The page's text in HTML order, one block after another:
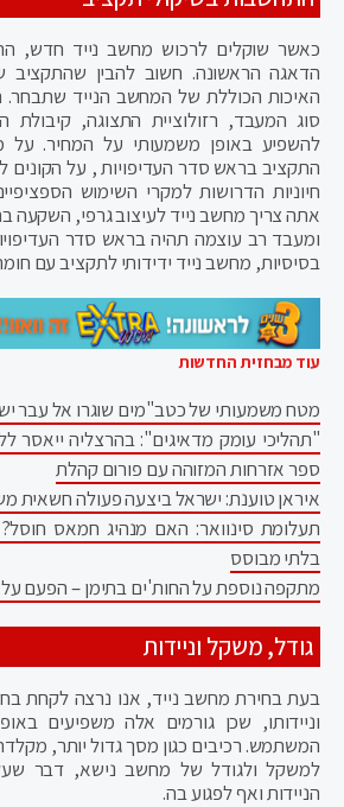
כאשר שוקלים לרכוש מחשב נייד חדש,
הדאגה הראשונה. חשוב להבין שהתקציב
האיכות הכוללת של המחשב הנייד שתבחר.
סוג המעבד, רזולוציית התצוגה, קיבולת
להשפיע באופן משמעותי על המחיר. על
התקציב בראש סדר העדיפויות , על הקונים
חיוניות הדרושות למקרי השימוש
אתה צריך מחשב נייד לעיצוב גרפי, השקעה
ומעבד רב עוצמה תהיה בראש סדר
בסיסיות, מחשב נייד ידידותי לתקציב עם
עוד מבחזית החדשות
מטח משמעותי של כטב"מים שוגרו אל עבר
"תהליכי עומק מדאיגים": בהרצליה ייאסר
ספר אזרחות המזוהה עם פורום קהלת
איראן טוענת: ישראל ביצעה פעולה חשאית
תעלומת סינוואר: האם מנהיג חמאס חוסל?
בלתי מבוסס
מתקפה נוספת על החות'ים בתימן – הפעם על
גודל, משקל וניידות
בעת בחירת מחשב נייד, אנו נרצה לקחת
וניידותו, שכן גורמים אלה משפיעים
המשתמש. רכיבים כגון מסך גדול יותר,
למשקל ולגודל של מחשב נישא, דבר
הניידות ואף לפגוע בה.